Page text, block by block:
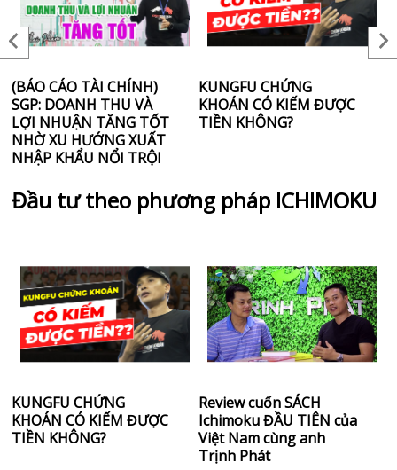
(BÁO CÁO TÀI CHÍNH)
SGP: DOANH THU VÀ
LỢI NHUẬN TĂNG TỐT
NHỜ XU HƯỚNG XUẤT
NHẬP KHẨU NỔI TRỘI
KUNGFU CHỨNG
KHOÁN CÓ KIẾM ĐƯỢC
TIỀN KHÔNG?
Đầu tư theo phương pháp ICHIMOKU
KUNGFU CHỨNG
KHOÁN CÓ KIẾM ĐƯỢC
TIỀN KHÔNG?
Review cuốn SÁCH
Ichimoku ĐẦU TIÊN của
Việt Nam cùng anh
Trịnh Phát